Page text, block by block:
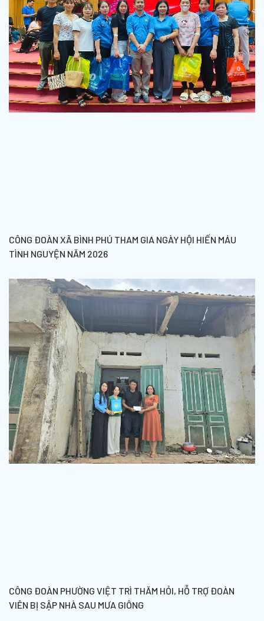
CÔNG ĐOÀN XÃ BÌNH PHÚ THAM GIA NGÀY HỘI HIẾN MÁU
TÌNH NGUYỆN NĂM 2026
CÔNG ĐOÀN PHƯỜNG VIỆT TRÌ THĂM HỎI, HỖ TRỢ ĐOÀN
VIÊN BỊ SẬP NHÀ SAU MƯA GIÔNG